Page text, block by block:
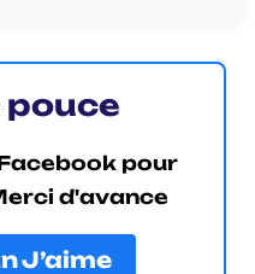
pouce
pour
d'avance
J’aime